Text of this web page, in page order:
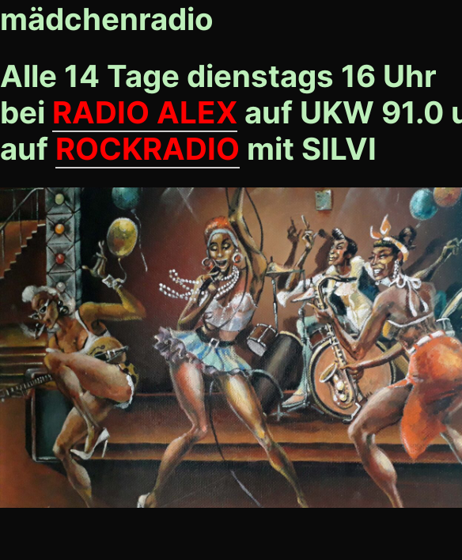
mädchenradio
Alle 14 Tage dienstags 16 Uhr
bei RADIO ALEX auf UKW 91.0
auf ROCKRADIO mit SILVI